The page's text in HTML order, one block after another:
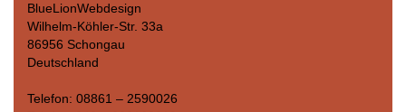
BlueLionWebdesign
Wilhelm-Köhler-Str. 33a
86956 Schongau
Deutschland
Telefon: 08861 – 2590026